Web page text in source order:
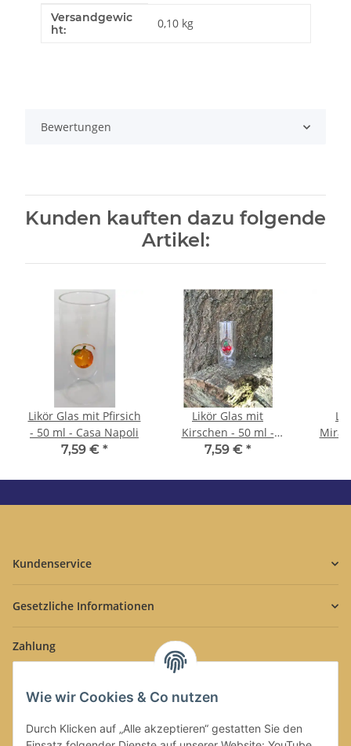
Wie wir Cookies & Co nutzen
Durch Klicken auf „Alle akzeptieren“ gestatten Sie den
Produkteigenschaft
Wert
Versandgewic
ht:
0,10 kg
Bewertungen
Kunden kauften dazu folgende
Artikel:
Likör Glas mit Pfirsich
- 50 ml - Casa Napoli
7,59 € *
Likör Glas mit
Kirschen - 50 ml -
Casa Napoli
7,59 € *
Kundenservice
Gesetzliche Informationen
Zahlung